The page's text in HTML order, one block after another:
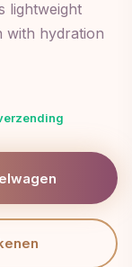
lightweight
with hydration